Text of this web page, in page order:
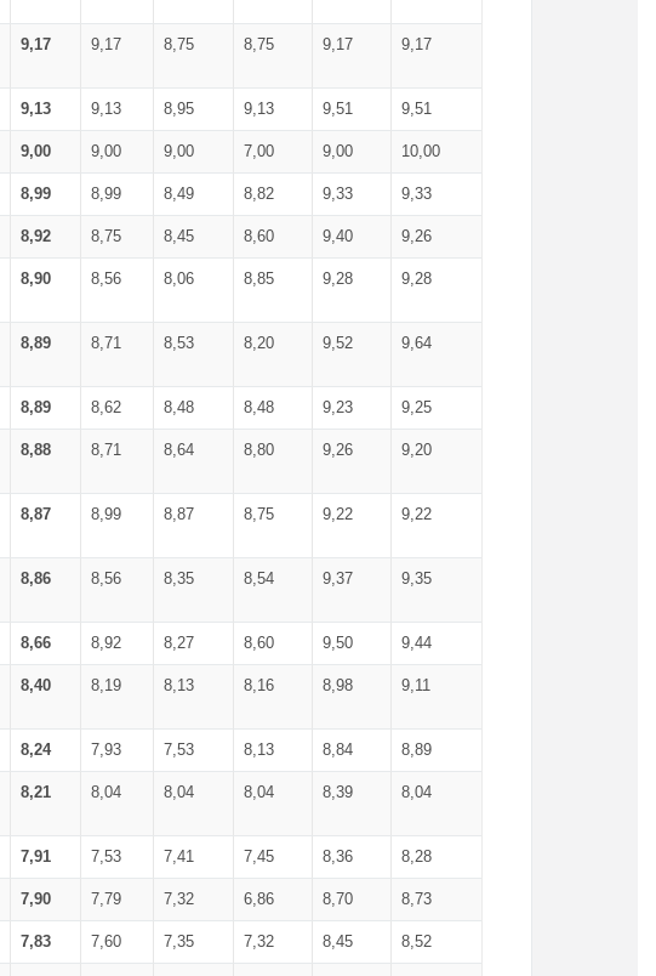
9,17 9,17 8,75 8,75 9,17 9,17
9,13 9,13 8,95 9,13 9,51 9,51
9,00 9,00 9,00 7,00 9,00 10,00
8,99 8,99 8,49 8,82 9,33 9,33
8,92 8,75 8,45 8,60 9,40 9,26
8,90 8,56 8,06 8,85 9,28 9,28
8,89 8,71 8,53 8,20 9,52 9,64
8,89 8,62 8,48 8,48 9,23 9,25
8,88 8,71 8,64 8,80 9,26 9,20
8,87 8,99 8,87 8,75 9,22 9,22
8,86 8,56 8,35 8,54 9,37 9,35
8,66 8,92 8,27 8,60 9,50 9,44
8,40 8,19 8,13 8,16 8,98 9,11
8,24 7,93 7,53 8,13 8,84 8,89
8,21 8,04 8,04 8,04 8,39 8,04
7,91 7,53 7,41 7,45 8,36 8,28
7,90 7,79 7,32 6,86 8,70 8,73
7,83 7,60 7,35 7,32 8,45 8,52